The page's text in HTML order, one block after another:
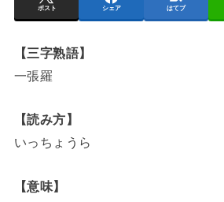
ポスト シェア はてブ
【三字熟語】
一張羅
【読み方】
いっちょうら
【意味】